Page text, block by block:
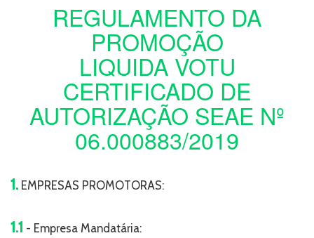
REGULAMENTO DA
PROMOÇÃO
LIQUIDA VOTU
CERTIFICADO DE
AUTORIZAÇÃO SEAE Nº
06.000883/2019
1. EMPRESAS PROMOTORAS:
1.1 - Empresa Mandatária: